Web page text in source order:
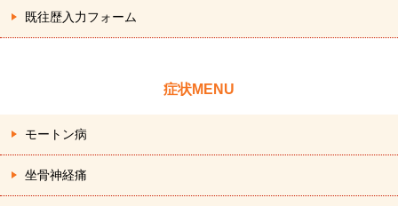
既往歴入力フォーム
症状MENU
モートン病
坐骨神経痛